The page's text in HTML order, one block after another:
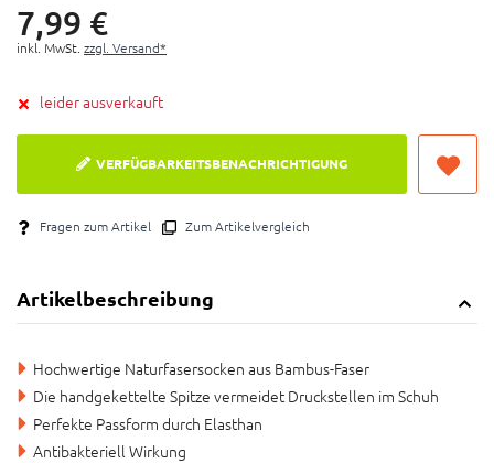
7,99 €
inkl. MwSt. zzgl. Versand*
leider ausverkauft
VERFÜGBARKEITSBENACHRICHTIGUNG
Fragen zum Artikel Zum Artikelvergleich
Artikelbeschreibung
Hochwertige Naturfasersocken aus Bambus-Faser
Die handgekettelte Spitze vermeidet Druckstellen im Schuh
Perfekte Passform durch Elasthan
Antibakteriell Wirkung